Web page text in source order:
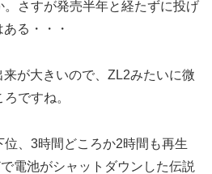
。さすが発売半年と経たずに投げ
る・・・
が大きいので、ZL2みたいに微
ですね。
、3時間どころか2時間も再生
電池がシャットダウンした伝説